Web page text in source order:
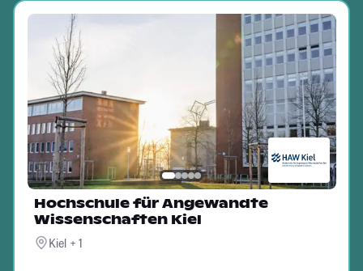
Hochschule für Angewandte
Wissenschaften Kiel
Kiel + 1